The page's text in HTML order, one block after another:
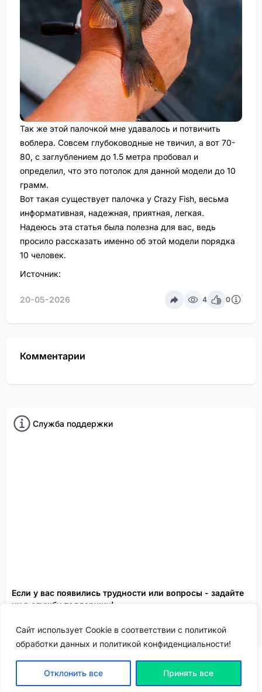
Сайт использует Cookie в соответствии с политикой
обработки данных и политикой конфиденциальности!
Отклонить все Принять все
Так же этой палочкой мне удавалось и потвичить
воблера. Совсем глубоководные не твичил, а вот 70-
80, с заглублением до 1.5 метра пробовал и
определил, что это потолок для данной модели до 10
грамм.
Вот такая существует палочка у Crazy Fish, весьма
информативная, надежная, приятная, легкая.
Надеюсь эта статья была полезна для вас, ведь
просило рассказать именно об этой модели порядка
10 человек.
Источник:
20-05-2026 4 0
Комментарии
Служба поддержки
Если у вас появились трудности или вопросы - задайте
их в службу поддержки!
Сервисы FisheryApp Спонсировано
ВХОД | РЕГИСТРАЦИЯ